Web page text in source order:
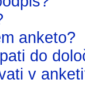
anketo?
do
v